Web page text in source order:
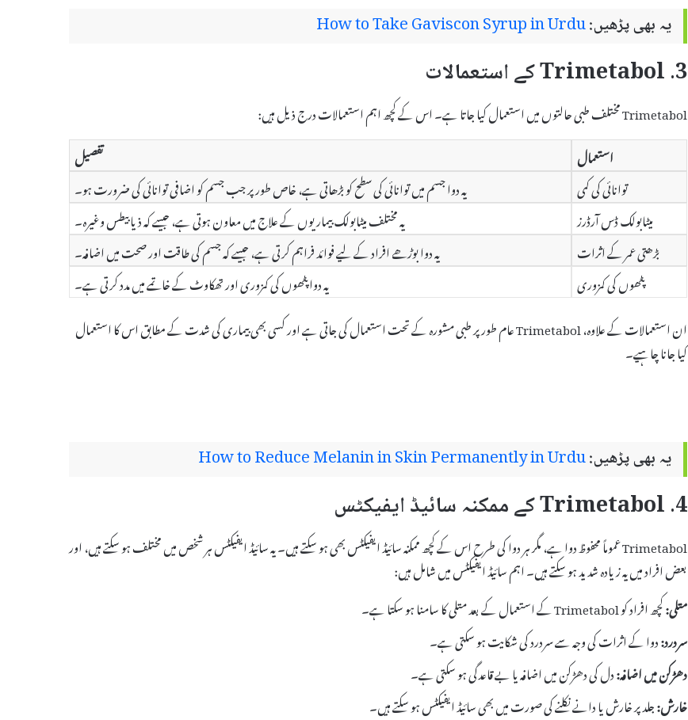
یہ بھی پڑھیں:How to Take Gaviscon Syrup in Urdu
3. Trimetabol کے استعمالات
Trimetabol مختلف طبی حالتوں میں استعمال کیا جاتا ہے۔ اس کے کچھ اہم استعمالات درج ذیل ہیں:
استعمال
تفصیل
توانائی کی کمی
یہ دوا جسم میں توانائی کی سطح کو بڑھاتی ہے، خاص طور پر جب جسم کو اضافی توانائی کی ضرورت ہو۔
میٹابولک ڈس آرڈرز
یہ مختلف میٹابولک بیماریوں کے علاج میں معاون ہوتی ہے، جیسے کہ ذیابیطس وغیرہ۔
بڑھتی عمر کے اثرات
یہ دوا بوڑھے افراد کے لیے فوائد فراہم کرتی ہے، جیسے کہ جسم کی طاقت اور صحت میں اضافہ۔
پٹھوں کی کمزوری
یہ دوا پٹھوں کی کمزوری اور تھکاوٹ کے خاتمے میں مدد کرتی ہے۔
ان استعمالات کے علاوہ، Trimetabol عام طور پر طبی مشورہ کے تحت استعمال کی جاتی ہے اور کسی بھی بیماری کی شدت کے مطابق اس کا استعمال
کیا جانا چاہیے۔
یہ بھی پڑھیں:How to Reduce Melanin in Skin Permanently in Urdu
4. Trimetabol کے ممکنہ سائیڈ ایفیکٹس
Trimetabol عموماً محفوظ دوا ہے، مگر ہر دوا کی طرح اس کے کچھ ممکنہ سائیڈ ایفیکٹس بھی ہو سکتے ہیں۔ یہ سائیڈ ایفیکٹس ہر شخص میں مختلف ہو سکتے ہیں، اور
بعض افراد میں یہ زیادہ شدید ہو سکتے ہیں۔ اہم سائیڈ ایفیکٹس میں شامل ہیں:
متلی:کچھ افراد کو Trimetabol کے استعمال کے بعد متلی کا سامنا ہو سکتا ہے۔
سردرد:دوا کے اثرات کی وجہ سے سردرد کی شکایت ہو سکتی ہے۔
دھڑکن میں اضافہ:دل کی دھڑکن میں اضافہ یا بے قاعدگی ہو سکتی ہے۔
خارش:جلد پر خارش یا دانے نکلنے کی صورت میں بھی سائیڈ ایفیکٹس ہو سکتے ہیں۔